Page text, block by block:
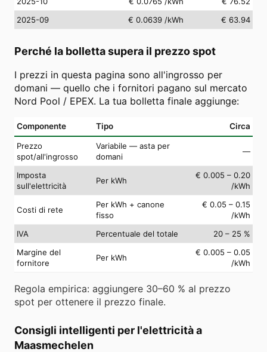
2025-09
€ 0.0639 /kWh € 63.94
Perché la bolletta supera il prezzo spot
I prezzi in questa pagina sono all'ingrosso per
domani — quello che i fornitori pagano sul mercato
Nord Pool / EPEX. La tua bolletta finale aggiunge:
Componente Tipo Circa
Prezzo
spot/all'ingrosso
Variabile — asta per
domani
—
Imposta
sull'elettricità
Per kWh
€ 0.005 – 0.20
/kWh
Costi di rete
Per kWh + canone
fisso
€ 0.05 – 0.15
/kWh
IVA
Percentuale del totale
20 – 25 %
Margine del
fornitore
Per kWh
€ 0.005 – 0.05
/kWh
Regola empirica: aggiungere 30–60 % al prezzo
spot per ottenere il prezzo finale.
Consigli intelligenti per l'elettricità a
Maasmechelen